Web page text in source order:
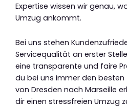
Expertise wissen wir genau,
Umzug ankommt.
Bei uns stehen
Servicequalität an erster
eine transparente und faire
du bei uns immer den besten
von Dresden nach Marseille
dir einen stressfreien Umzug